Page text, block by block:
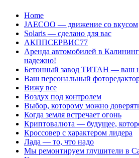
Перейти
содержанию
Home
JAECOO — движение со вкусом
Solaris — сделано для вас
АКППСЕРВИС77
Аренда автомобилей в
надежно!
Бетонный завод ТИТАН — ваш
Ваш персональный
Вижу все
Воздух под контролем
Выбор, которому можно
Когда земля встречает огонь
Криптовалюта — будущее,
Кроссовер с характером лидера
Лада — то, что надо
Мы ремонтируем глушители в